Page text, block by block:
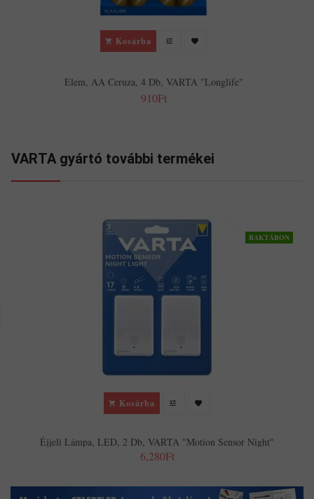
Kosárba
Elem, AA Ceruza, 4 Db, VARTA "Longlife"
910Ft
VARTA gyártó további termékei
RAKTÁRON
Kosárba
Éjjeli Lámpa, LED, 2 Db, VARTA "Motion Sensor Night"
6,280Ft